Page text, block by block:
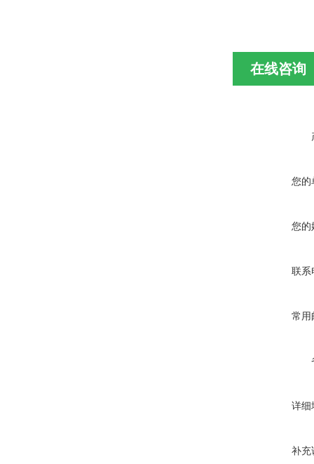
在线咨询
您的
您的
联系
常用
详细
补充